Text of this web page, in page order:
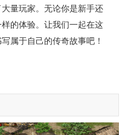
量玩家。无论你是新手还
的体验。让我们一起在这
属于自己的传奇故事吧！